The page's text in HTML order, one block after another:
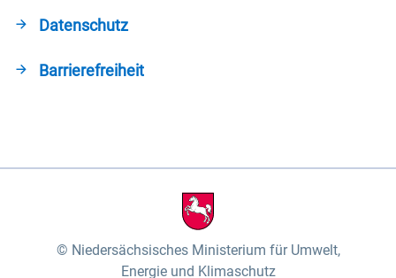
Datenschutz
Barrierefreiheit
Niedersächsisches Ministerium für Umwelt,
Energie und Klimaschutz